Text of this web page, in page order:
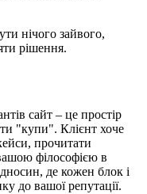
нічого зайвого,
рішення.
сайт – це простір
"купи". Клієнт хоче
прочитати
філософією в
де кожен блок і
до вашої репутації.